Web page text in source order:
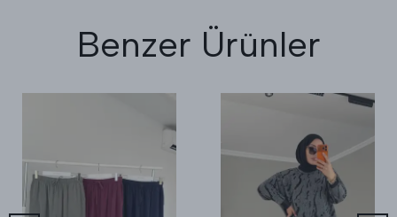
Benzer Ürünler